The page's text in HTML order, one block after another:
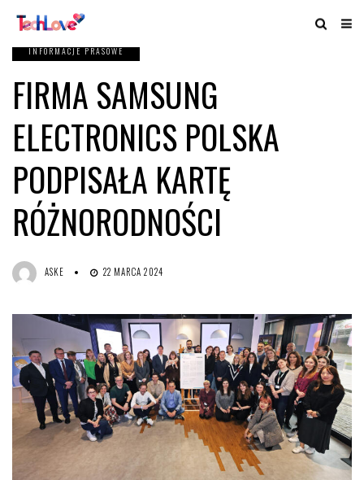
INFORMACJE PRASOWE
FIRMA SAMSUNG
ELECTRONICS POLSKA
PODPISAŁA KARTĘ
RÓŻNORODNOŚCI
ASKE 22 MARCA 2024